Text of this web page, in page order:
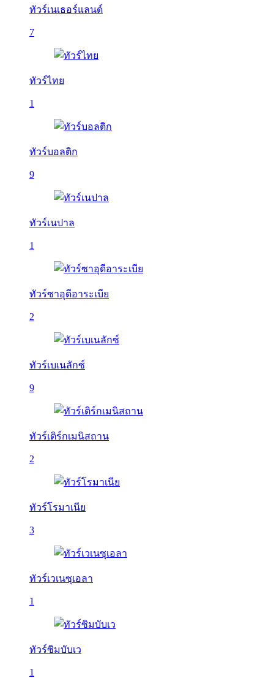
ทัวร์เนเธอร์แลนด์
7
ทัวร์ไทย
1
ทัวร์บอลติก
9
ทัวร์เนปาล
1
ทัวร์ซาอุดีอาระเบีย
2
ทัวร์เบเนลักซ์
9
ทัวร์เติร์กเมนิสถาน
2
ทัวร์โรมาเนีย
3
ทัวร์เวเนซุเอลา
1
ทัวร์ซิมบับเว
1